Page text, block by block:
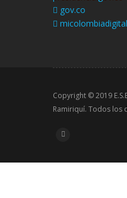
gov.co
Copyright © 2019
Ramiriquí. Todos los